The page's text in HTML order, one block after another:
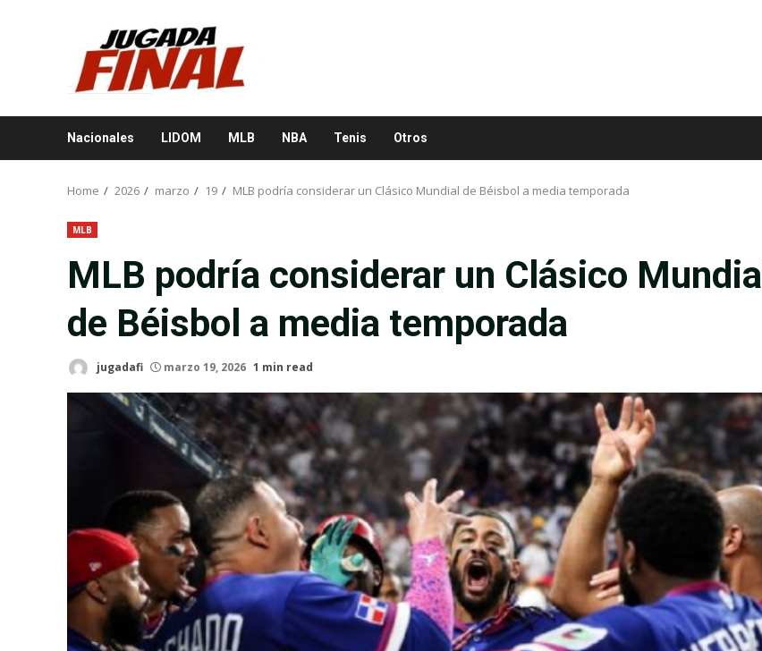
Nacionales LIDOM MLB NBA Tenis Otros
Home 2026 marzo 19 MLB podría considerar un Clásico Mundial de Béisbol a media temporada
MLB
MLB podría considerar un Clásico Mundial
de Béisbol a media temporada
jugadafi marzo 19, 2026 1 min read